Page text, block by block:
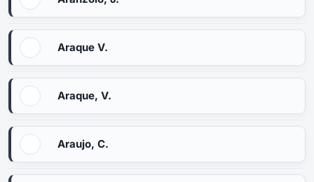
Araque V.
Araque, V.
Araujo, C.